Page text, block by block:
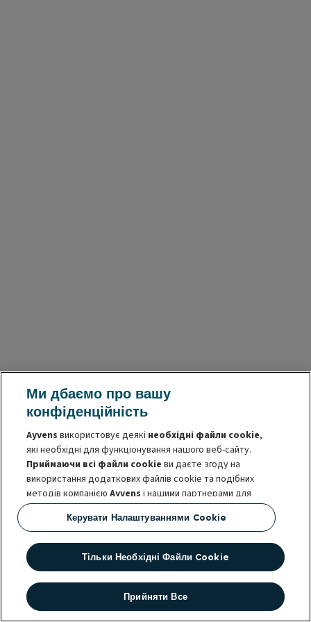
Ми дбаємо про вашу
конфіденційність
Ayvens використовує деякі необхідні файли cookie,
які необхідні для функціонування нашого веб-сайту.
Приймаючи всі файли cookieви даєте згоду на
використання додаткових файлів cookie та подібних
методів компанієюAyvens і нашими партнерами для
аналізу відвідуваності сайту та іншої поведінки,
пропонування функцій соціальних мереж і
за його межами.
Ви можетекерувати файлами cookieабо відкликати
свою згоду в будь-який час. Це не впливає на законність
використання цих файлів cookie до їх відкликання. Для
Керувати Налаштуваннями Cookie
Тільки Необхідні Файли Cookie
Прийняти Все